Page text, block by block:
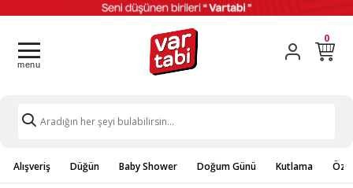
0
Alışveriş Düğün Baby Shower Doğum Günü Kutlama